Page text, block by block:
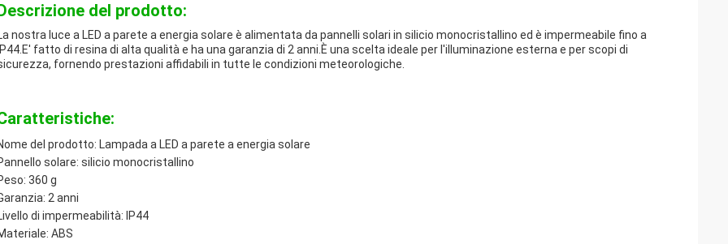
del prodotto:
nostra luce a LED a parete a energia solare è alimentata da pannelli solari in silicio monocristallino ed è impermeabile fino a
fatto di resina di alta qualità e ha una garanzia di 2 anni.È una scelta ideale per l'illuminazione esterna e per scopi di
fornendo prestazioni affidabili in tutte le condizioni meteorologiche.
del prodotto: Lampada a LED a parete a energia solare
solare: silicio monocristallino
360 g
2 anni
di impermeabilità: IP44
ABS